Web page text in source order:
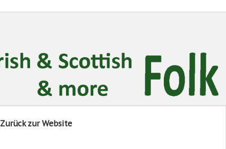
Zurück zur Website